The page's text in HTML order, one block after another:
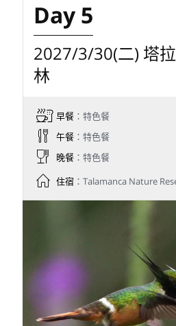
午餐：特色餐
今日沿著哥斯大黎加濱海
岸小鎮多明尼卡爾
羅小鎮(San Isidro del
賞山脈、雲霧林與太平洋
光。約傍晚抵達隱
Talamanca，開始較高海
目標鳥種: 火嘴阿拉卡鴷
啄木、南美鳳頭卡拉鷹、